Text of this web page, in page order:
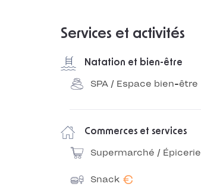
Services et activités
Natation et bien-être
SPA / Espace bien-être
Commerces et services
Supermarché / Épicerie
Snack €